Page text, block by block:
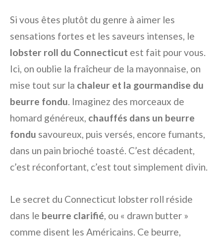
Si vous êtes plutôt du genre à aimer les
sensations fortes et les saveurs intenses, le
lobster roll du Connecticut est fait pour vous.
Ici, on oublie la fraîcheur de la mayonnaise, on
mise tout sur la chaleur et la gourmandise du
beurre fondu. Imaginez des morceaux de
homard généreux, chauffés dans un beurre
fondu savoureux, puis versés, encore fumants,
dans un pain brioché toasté. C’est décadent,
c’est réconfortant, c’est tout simplement divin.
Le secret du Connecticut lobster roll réside
dans le beurre clarifié, ou « drawn butter »
comme disent les Américains. Ce beurre,